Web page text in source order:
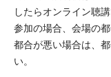
したらオンライン聴
参加の場合、会場の
都合が悪い場合は、
い。